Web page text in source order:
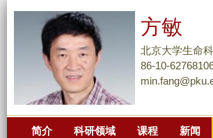
方敏
北京大学生命
86-10-
简介 科研领域 课程 新闻